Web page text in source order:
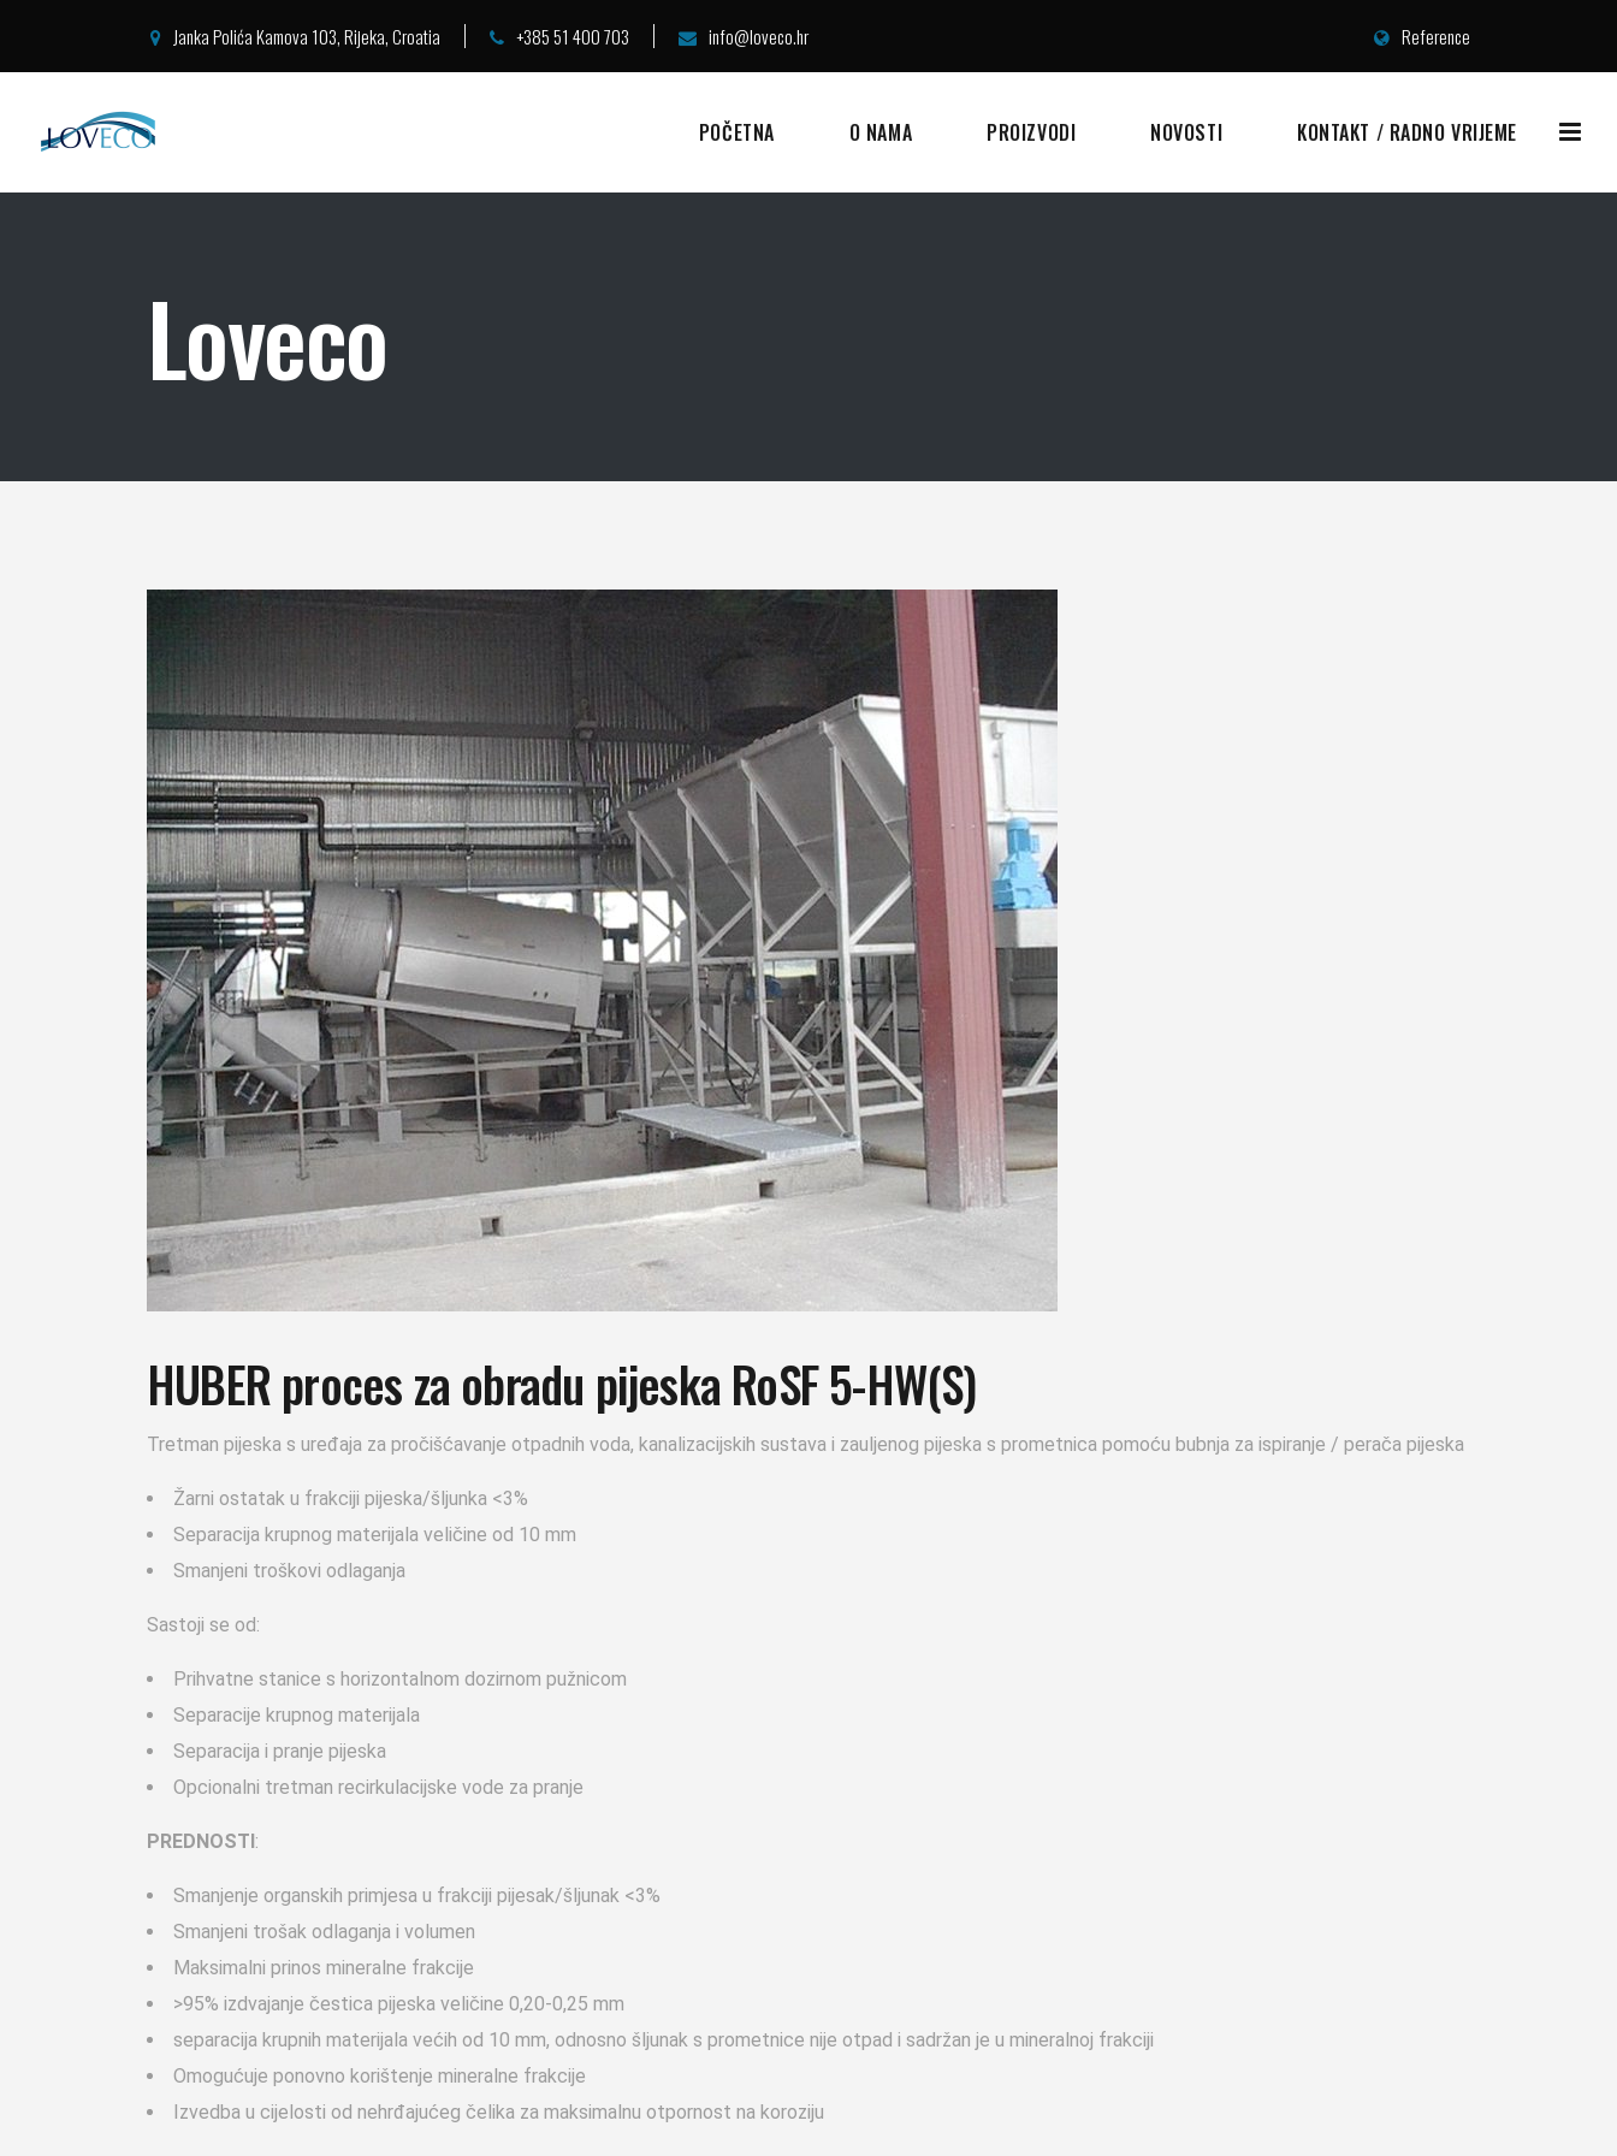
Janka Polića Kamova 103, Rijeka, Croatia +385 51 400 703 info@loveco.hr Reference
POČETNA O NAMA PROIZVODI NOVOSTI KONTAKT / RADNO VRIJEME
Loveco
HUBER proces za obradu pijeska RoSF 5-HW(S)
Tretman pijeska s uređaja za pročišćavanje otpadnih voda, kanalizacijskih sustava i zauljenog pijeska s prometnica pomoću bubnja za ispiranje / perača pijeska
Žarni ostatak u frakciji pijeska/šljunka <3%
Separacija krupnog materijala veličine od 10 mm
Smanjeni troškovi odlaganja
Sastoji se od:
Prihvatne stanice s horizontalnom dozirnom pužnicom
Separacije krupnog materijala
Separacija i pranje pijeska
Opcionalni tretman recirkulacijske vode za pranje
PREDNOSTI:
Smanjenje organskih primjesa u frakciji pijesak/šljunak <3%
Smanjeni trošak odlaganja i volumen
Maksimalni prinos mineralne frakcije
>95% izdvajanje čestica pijeska veličine 0,20-0,25 mm
separacija krupnih materijala većih od 10 mm, odnosno šljunak s prometnice nije otpad i sadržan je u mineralnoj frakciji
Omogućuje ponovno korištenje mineralne frakcije
Izvedba u cijelosti od nehrđajućeg čelika za maksimalnu otpornost na koroziju